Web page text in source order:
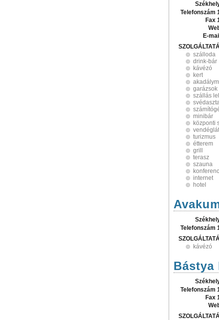
Telefonszám
Fax
E-
szálloda
drink-bár
kávézó
kert
garázsok
szállás
minibár
központi
turizmus
étterem
grill
terasz
szauna
internet
hotel
Telefonszám
kávézó
Bástya
Telefonszám
Fax